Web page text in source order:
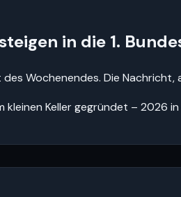
in die 1.
des Wochenendes. Die
kleinen Keller gegründet – 2026